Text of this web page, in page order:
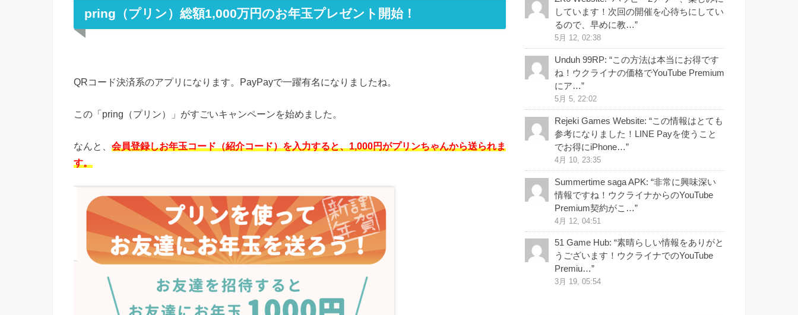
pring（プリン）総額1,000万円のお年玉プレゼント開始！
QRコード決済系のアプリになります。PayPayで一躍有名になりましたね。
この「pring（プリン）」がすごいキャンペーンを始めました。
なんと、 会員登録しお年玉コード（紹介コード）を入力すると、1,000円がプリンちゃんから送られま
す。
しています！次回の開催を心待ちにしてい
るので、早めに教…”
5月 12, 02:38
Unduh 99RP: “この方法は本当にお得です
ね！ウクライナの価格でYouTube Premium
にア…”
5月 5, 22:02
Rejeki Games Website: “この情報はとても
参考になりました！LINE Payを使うこと
でお得にiPhone…”
4月 10, 23:35
Summertime saga APK: “非常に興味深い
情報ですね！ウクライナからのYouTube
Premium契約がこ…”
4月 12, 04:51
51 Game Hub: “素晴らしい情報をありがと
うございます！ウクライナでのYouTube
Premiu…”
3月 19, 05:54